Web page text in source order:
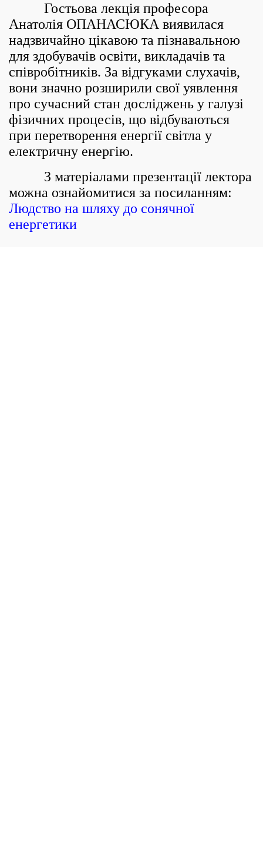
Гостьова лекція професора
Анатолія ОПАНАСЮКА виявилася
надзвичайно цікавою та пізнавальною
для здобувачів освіти, викладачів та
співробітників. За відгуками слухачів,
вони значно розширили свої уявлення
про сучасний стан досліджень у галузі
фізичних процесів, що відбуваються
при перетворення енергії світла у
електричну енергію.
З матеріалами презентації лектора
можна ознайомитися за посиланням:
Людство на шляху до сонячної
енергетики